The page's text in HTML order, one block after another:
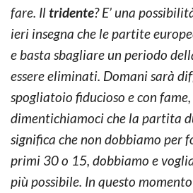
fare. Iltridente? E’ una
ieri insegna che le partite
e basta sbagliare un periodo
essere eliminati. Domani sarà
spogliatoio fiducioso e con fame,
dimentichiamoci che la partita
significa che non dobbiamo per
primi 30 o 15, dobbiamo e
più possibile. In questo